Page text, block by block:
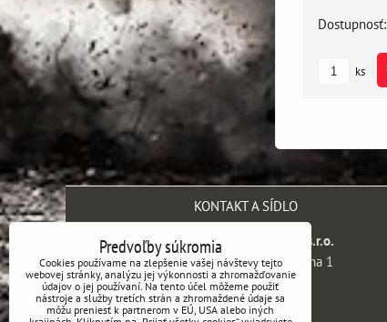
Dostupnosť:
ks
KONTAKT A SÍDLO
SH engineering company s.r.o.
Kaprova 42/14, 110 00 Praha 1
Česká republika
IČ DPH:CZ14099187
Predvoľby súkromia
Cookies používame na zlepšenie vašej návštevy tejto
webovej stránky, analýzu jej výkonnosti a zhromažďovanie
údajov o jej používaní. Na tento účel môžeme použiť
nástroje a služby tretích strán a zhromaždené údaje sa
môžu preniesť k partnerom v EÚ, USA alebo iných